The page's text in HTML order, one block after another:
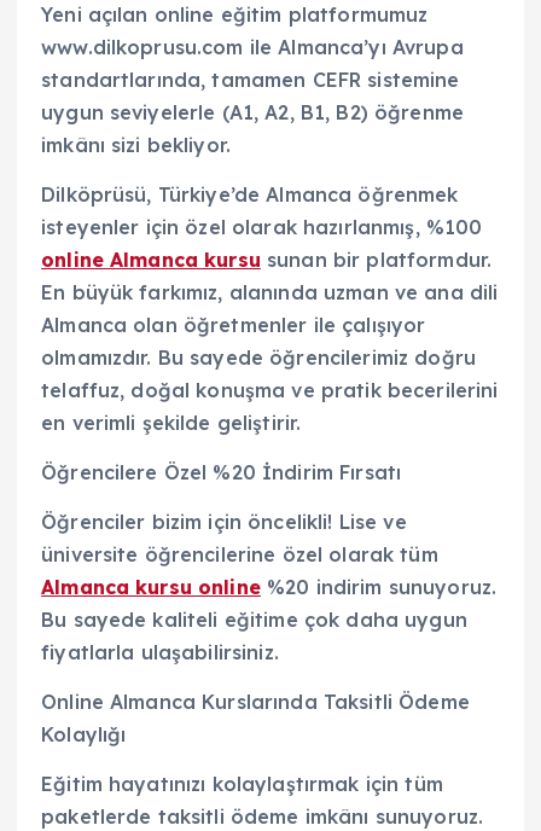
Yeni açılan online eğitim platformumuz
www.dilkoprusu.com ile Almanca’yı Avrupa
standartlarında, tamamen CEFR sistemine
uygun seviyelerle (A1, A2, B1, B2) öğrenme
imkânı sizi bekliyor.
Dilköprüsü, Türkiye’de Almanca öğrenmek
isteyenler için özel olarak hazırlanmış, %100
online Almanca kursu sunan bir platformdur.
En büyük farkımız, alanında uzman ve ana dili
Almanca olan öğretmenler ile çalışıyor
olmamızdır. Bu sayede öğrencilerimiz doğru
telaffuz, doğal konuşma ve pratik becerilerini
en verimli şekilde geliştirir.
Öğrencilere Özel %20 İndirim Fırsatı
Öğrenciler bizim için öncelikli! Lise ve
üniversite öğrencilerine özel olarak tüm
Almanca kursu online%20 indirim sunuyoruz.
Bu sayede kaliteli eğitime çok daha uygun
fiyatlarla ulaşabilirsiniz.
Online Almanca Kurslarında Taksitli Ödeme
Kolaylığı
Eğitim hayatınızı kolaylaştırmak için tüm
paketlerde taksitli ödeme imkânı sunuyoruz.